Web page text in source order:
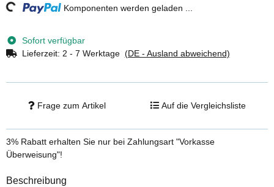
Komponenten werden geladen ...
Sofort verfügbar
Lieferzeit: 2 - 7 Werktage (DE - Ausland abweichend)
Frage zum Artikel Auf die Vergleichsliste
3% Rabatt erhalten Sie nur bei Zahlungsart "Vorkasse
Überweisung"!
Beschreibung